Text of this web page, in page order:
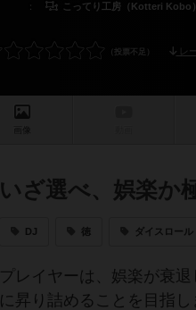
： こってり工房（Kotteri Kobo）
レ
画像
いざ選べ、娯楽か
DJ 徳 ダイスロール
プレイヤーは、娯楽が衰
に昇り詰めることを目指し